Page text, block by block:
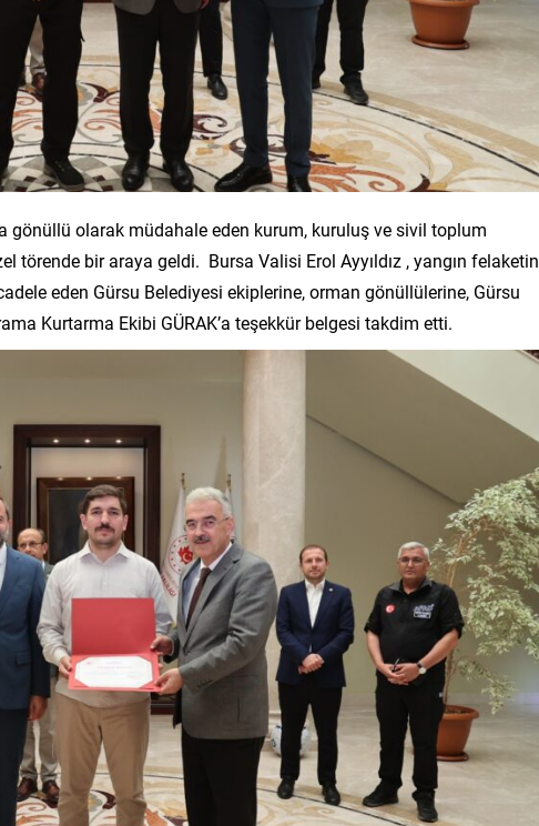
gönüllü olarak müdahale eden kurum, kuruluş ve sivil toplum
törende bir araya geldi. Bursa Valisi Erol Ayyıldız , yangın
eden Gürsu Belediyesi ekiplerine, orman gönüllülerine, Gürsu
Kurtarma Ekibi GÜRAK’a teşekkür belgesi takdim etti.